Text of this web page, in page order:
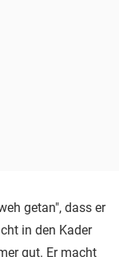
getan", dass er
in den Kader
gut. Er macht